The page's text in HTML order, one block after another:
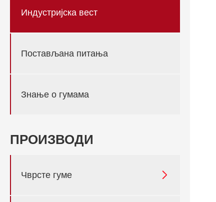
Индустријска вест
Постављана питања
Знање о гумама
ПРОИЗВОДИ
Чврсте гуме 